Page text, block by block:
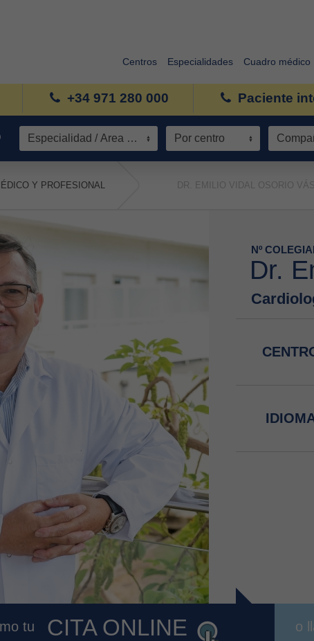
Centros Especialidades Cuadro médico
+34 971 280 000 Paciente
Especialidad / Área de conocimiento Por centro
Y PROFESIONAL DR. EMILIO VIDAL OSORIO
Nº
Dr.
tu CITA ONLINE o